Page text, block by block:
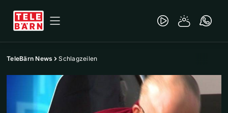
TeleBärn News Schlagzeilen